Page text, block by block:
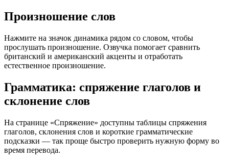
Произношение слов
Нажмите на значок динамика рядом со словом, чтобы
прослушать произношение. Озвучка помогает сравнить
британский и американский акценты и отработать
естественное произношение.
Грамматика: спряжение глаголов и
склонение слов
На странице «Спряжение» доступны таблицы спряжения
глаголов, склонения слов и короткие грамматические
подсказки — так проще быстро проверить нужную форму во
время перевода.